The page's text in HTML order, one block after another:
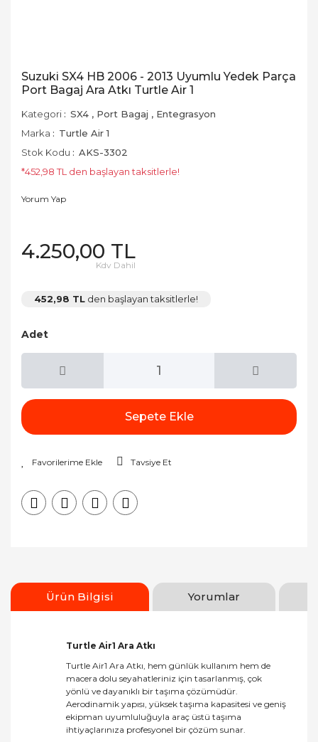
Suzuki SX4 HB 2006 - 2013 Uyumlu Yedek Parça
Port Bagaj Ara Atkı Turtle Air 1
Kategori SX4 , Port Bagaj , Entegrasyon
Marka
Turtle Air 1
Stok Kodu
AKS-3302
*452,98 TL den başlayan taksitlerle!
Yorum Yap
4.250,00 TL
Kdv Dahil
452,98 TL den başlayan taksitlerle!
Adet
Sepete Ekle
Tavsiye Et
Ürün Bilgisi Yorumlar
Turtle Air1 Ara Atkı
Turtle Air1 Ara Atkı, hem günlük kullanım hem de
macera dolu seyahatleriniz için tasarlanmış, çok
yönlü ve dayanıklı bir taşıma çözümüdür.
Aerodinamik yapısı, yüksek taşıma kapasitesi ve geniş
ekipman uyumluluğuyla araç üstü taşıma
ihtiyaçlarınıza profesyonel bir çözüm sunar.